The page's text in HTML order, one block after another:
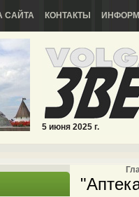
САЙТА КОНТАКТЫ
5 июня 2025 г.